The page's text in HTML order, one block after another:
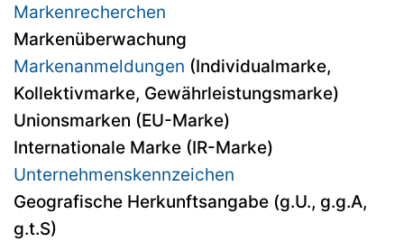
Markenrecherchen
Markenüberwachung
Markenanmeldungen (Individualmarke,
Kollektivmarke, Gewährleistungsmarke)
Unionsmarken (EU-Marke)
Internationale Marke (IR-Marke)
Unternehmenskennzeichen
Geografische Herkunftsangabe (g.U., g.g.A,
g.t.S)